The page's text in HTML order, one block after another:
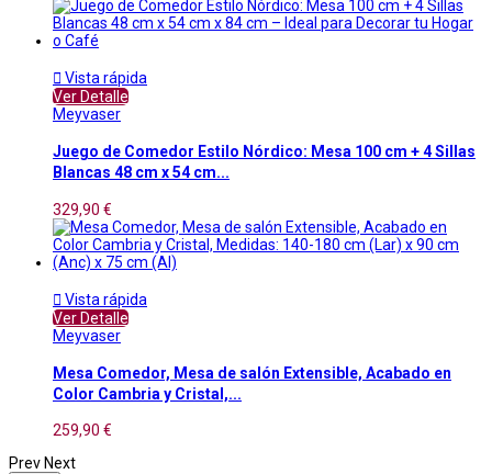
 Vista rápida
Ver Detalle
Meyvaser
Juego de Comedor Estilo Nórdico: Mesa 100 cm + 4 Sillas
Blancas 48 cm x 54 cm...
329,90 €
 Vista rápida
Ver Detalle
Meyvaser
Mesa Comedor, Mesa de salón Extensible, Acabado en
Color Cambria y Cristal,...
259,90 €
Prev Next